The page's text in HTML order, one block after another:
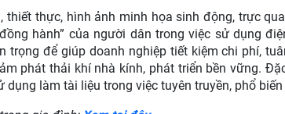
thiết thực, hình ảnh minh họa sinh động, trực
hành” của người dân trong việc sử dụng
trọng để giúp doanh nghiệp tiết kiệm chi phí,
phát thải khí nhà kính, phát triển bền vững.
làm tài liệu trong việc tuyên truyền, phổ